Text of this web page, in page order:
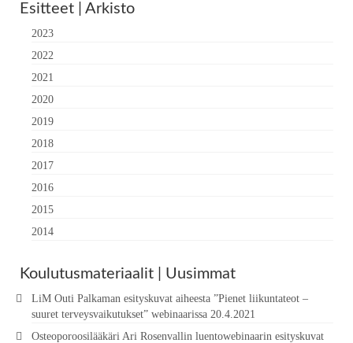
Esitteet | Arkisto
2023
2022
2021
2020
2019
2018
2017
2016
2015
2014
Koulutusmateriaalit | Uusimmat
LiM Outi Palkaman esityskuvat aiheesta ”Pienet liikuntateot –
suuret terveysvaikutukset” webinaarissa 20.4.2021
Osteoporoosilääkäri Ari Rosenvallin luentowebinaarin esityskuvat